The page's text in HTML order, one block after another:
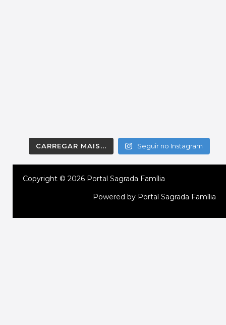
CARREGAR MAIS... Seguir no Instagram
Copyright © 2026 Portal Sagrada Família
Powered by Portal Sagrada Família